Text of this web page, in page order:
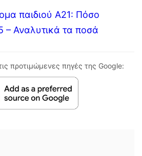
παιδιού Α21: Πόσο
– Αναλυτικά τα ποσά
προτιμώμενες πηγές της Google: